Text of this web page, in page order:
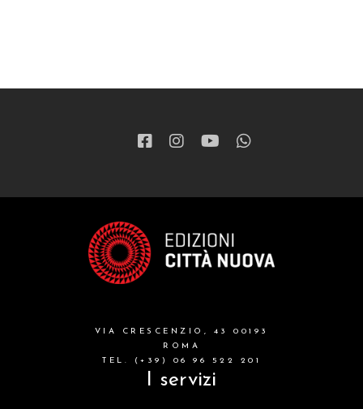
VIA CRESCENZIO, 43 00193
ROMA
TEL. (+39) 06 96 522 201
I servizi